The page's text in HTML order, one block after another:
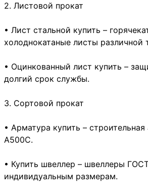
2. Листовой прокат
• Лист стальной купить –
холоднокатаные листы различной
• Оцинкованный лист купить –
долгий срок службы.
3. Сортовой прокат
• Арматура купить –
А500С.
• Купить швеллер – швеллеры
индивидуальным размерам.